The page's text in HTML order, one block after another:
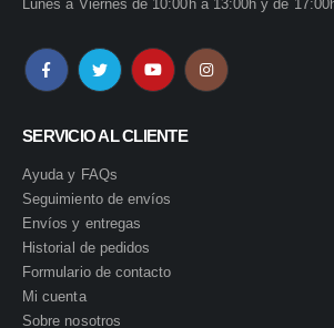
Lunes a Viernes de 10:00h a 13:00h y de
SERVICIO AL CLIENTE
Ayuda y FAQs
Seguimiento de envíos
Envíos y entregas
Historial de pedidos
Formulario de contacto
Mi cuenta
Sobre nosotros